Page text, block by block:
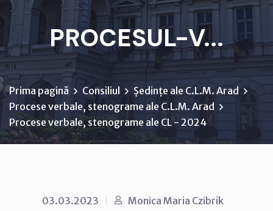
PROCESUL-V...
Prima pagină Consiliul
Ședințe ale C.L.M. Arad
Procese verbale, stenograme ale C.L.M. Arad
Procese verbale, stenograme ale CL - 2024
03.03.2023 Monica Maria Czibrik